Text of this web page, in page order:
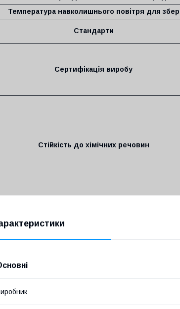
Температура навколишнього повітря для збер
Стандарти
Сертифікація виробу
Стійкість до хімічних речовин